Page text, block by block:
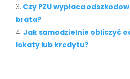
Czy PZU wypłaca
brata?
Jak samodzielnie obliczyć
lokaty lub kredytu?